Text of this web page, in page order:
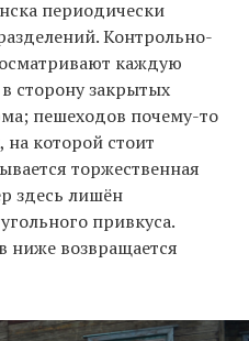
периодически
Контрольно-
каждую
сторону закрытых
пешеходов почему-то
на которой стоит
торжественная
здесь лишён
привкуса.
ниже возвращается